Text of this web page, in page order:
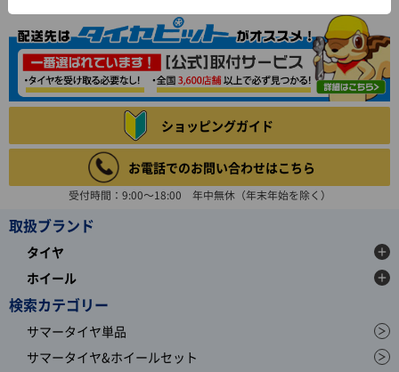
ショッピングガイド
お電話でのお問い合わせはこちら
受付時間：9:00～18:00 年中無休（年末年始を除く）
取扱ブランド
タイヤ
ホイール
検索カテゴリー
サマータイヤ単品
サマータイヤ&ホイールセット